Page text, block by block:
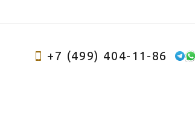
+7 (499) 404-11-86